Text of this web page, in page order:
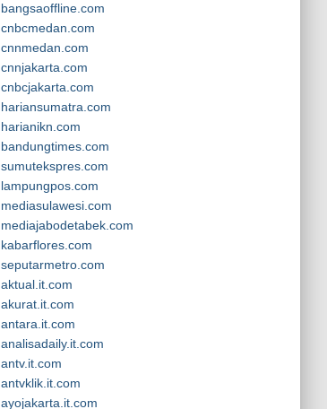
bangsaoffline.com
cnbcmedan.com
cnnmedan.com
cnnjakarta.com
cnbcjakarta.com
hariansumatra.com
harianikn.com
bandungtimes.com
sumutekspres.com
lampungpos.com
mediasulawesi.com
mediajabodetabek.com
kabarflores.com
seputarmetro.com
aktual.it.com
akurat.it.com
antara.it.com
analisadaily.it.com
antv.it.com
antvklik.it.com
ayojakarta.it.com